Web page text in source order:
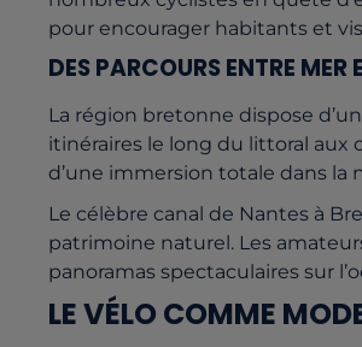
pour encourager habitants et
DES PARCOURS ENTRE
La région bretonne dispose
itinéraires le long du littoral aux
d’une immersion totale dans la
Le célèbre canal de Nantes à
patrimoine naturel. Les
panoramas spectaculaires sur
LE VÉLO COMME